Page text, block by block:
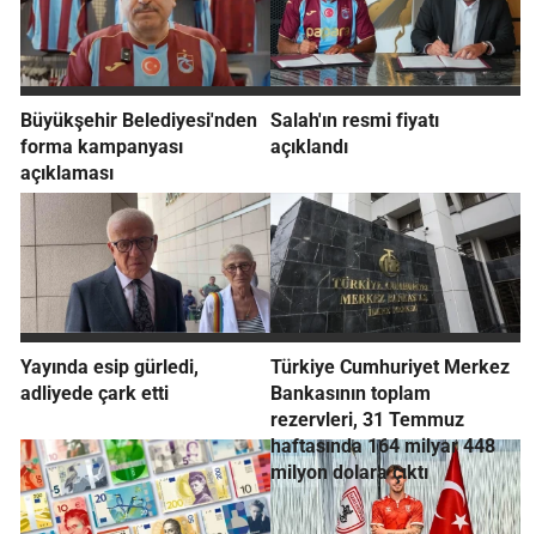
Büyükşehir Belediyesi'nden
forma kampanyası
açıklaması
Salah'ın resmi fiyatı
açıklandı
Yayında esip gürledi,
adliyede çark etti
Türkiye Cumhuriyet Merkez
Bankasının toplam
rezervleri, 31 Temmuz
haftasında 164 milyar 448
milyon dolara çıktı